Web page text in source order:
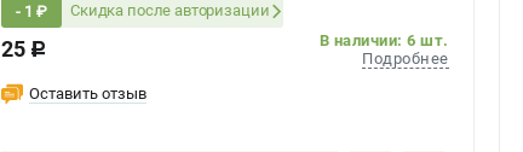
- 1 ₽ Скидка после авторизации
25 c
В наличии: 6 шт.
Подробнее
Оставить отзыв